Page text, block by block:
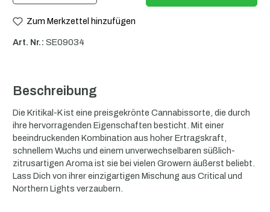
Zum Merkzettel hinzufügen
Art. Nr.: SE09034
Beschreibung
Die Kritikal-K ist eine preisgekrönte Cannabissorte, die durch
ihre hervorragenden Eigenschaften besticht. Mit einer
beeindruckenden Kombination aus hoher Ertragskraft,
schnellem Wuchs und einem unverwechselbaren süßlich-
zitrusartigen Aroma ist sie bei vielen Growern äußerst beliebt.
Lass Dich von ihrer einzigartigen Mischung aus Critical und
Northern Lights verzaubern.